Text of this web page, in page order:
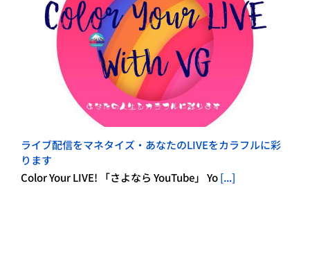
ライブ配信をマネタイズ・あなたのLIVEをカラフルに彩
ります
Color Your LIVE! 「さよなら YouTube」 Yo[...]